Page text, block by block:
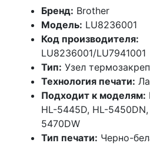
Бренд: Brother
Модель: LU8236001
Код производителя:
LU8236001/LU7941001
Тип: Узел
Технология печати:
Подходит к моделям:
HL-5445D, HL-
5470DW
Тип печати: Черно-